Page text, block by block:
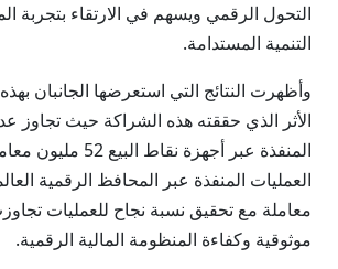
التحول الرقمي ويسهم في الارتقاء بتجربة
التنمية المستدامة.
وأظهرت النتائج التي استعرضها الجانبان
الأثر الذي حققته هذه الشراكة حيث تجاوز
المنفذة عبر أجهزة
موثوقية وكفاءة المنظومة المالية الرقمية.